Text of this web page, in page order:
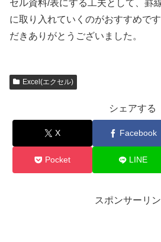
セル資料/表にする工夫として、罫
に取り入れていくのがおすすめで
だきありがとうございました。
Excel(エクセル)
シェアする
X Facebook
Pocket LINE
スポンサーリ